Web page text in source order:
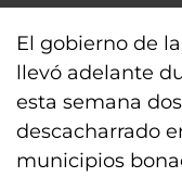
El gobierno de
llevó adelante
esta semana
descacharrado
municipios